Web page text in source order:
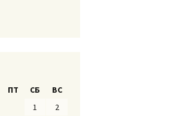
ПТ СБ ВС
1
2